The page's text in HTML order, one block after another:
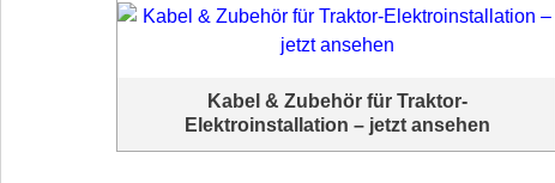
Kabel & Zubehör für Traktor-
Elektroinstallation – jetzt ansehen